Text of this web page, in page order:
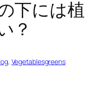
下には植
？
, Vegetablesgreens